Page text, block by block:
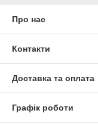
Про нас
Контакти
Доставка та оплата
Графік роботи